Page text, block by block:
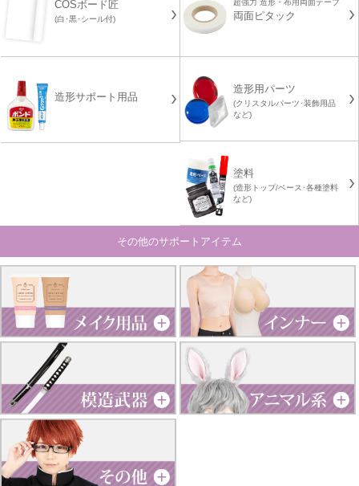
COSボード匠
(白･黒･シール付)
超強力 造形・布用両面テープ
両面ピタック
造形サポート用品
造形用パーツ
(クリスタルパーツ･装飾用品
など)
塗料
(造形トップ/ベース･各種塗料
など)
その他のサポートアイテム